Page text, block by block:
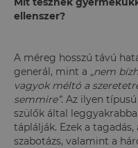
ellenszer?
A méreg hosszú távú
generál, mint a „nem
vagyok méltó a
semmire”. Az ilyen
szülők által
táplálják. Ezek a
szabotázs, valamint a